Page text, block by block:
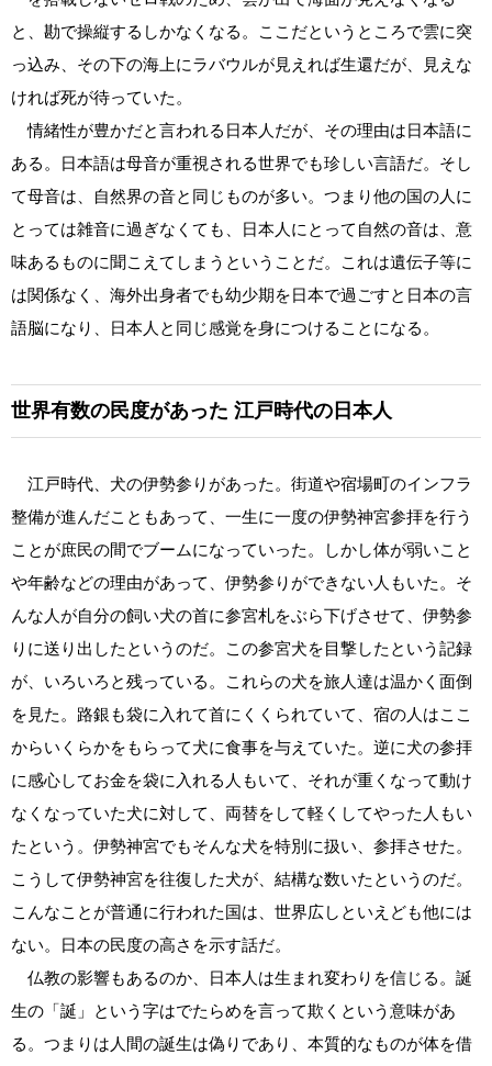
と、勘で操縦するしかなくなる。ここだというところで雲に突
っ込み、その下の海上にラバウルが見えれば生還だが、見えな
ければ死が待っていた。
情緒性が豊かだと言われる日本人だが、その理由は日本語に
ある。日本語は母音が重視される世界でも珍しい言語だ。そし
て母音は、自然界の音と同じものが多い。つまり他の国の人に
とっては雑音に過ぎなくても、日本人にとって自然の音は、意
味あるものに聞こえてしまうということだ。これは遺伝子等に
は関係なく、海外出身者でも幼少期を日本で過ごすと日本の言
語脳になり、日本人と同じ感覚を身につけることになる。
世界有数の民度があった 江戸時代の日本人
江戸時代、犬の伊勢参りがあった。街道や宿場町のインフラ
整備が進んだこともあって、一生に一度の伊勢神宮参拝を行う
ことが庶民の間でブームになっていった。しかし体が弱いこと
や年齢などの理由があって、伊勢参りができない人もいた。そ
んな人が自分の飼い犬の首に参宮札をぶら下げさせて、伊勢参
りに送り出したというのだ。この参宮犬を目撃したという記録
が、いろいろと残っている。これらの犬を旅人達は温かく面倒
を見た。路銀も袋に入れて首にくくられていて、宿の人はここ
からいくらかをもらって犬に食事を与えていた。逆に犬の参拝
に感心してお金を袋に入れる人もいて、それが重くなって動け
なくなっていた犬に対して、両替をして軽くしてやった人もい
たという。伊勢神宮でもそんな犬を特別に扱い、参拝させた。
こうして伊勢神宮を往復した犬が、結構な数いたというのだ。
こんなことが普通に行われた国は、世界広しといえども他には
ない。日本の民度の高さを示す話だ。
仏教の影響もあるのか、日本人は生まれ変わりを信じる。誕
生の「誕」という字はでたらめを言って欺くという意味があ
る。つまりは人間の誕生は偽りであり、本質的なものが体を借